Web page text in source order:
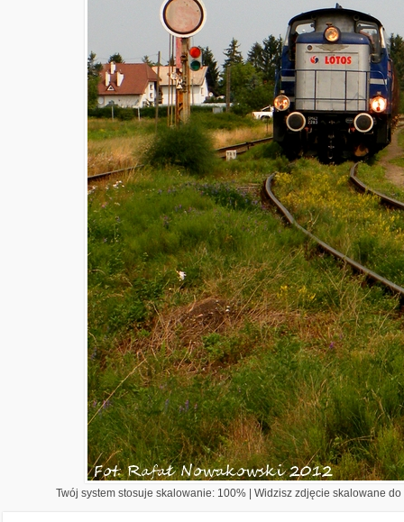
Twój system stosuje skalowanie: 100% | Widzisz zdjęcie skalowane